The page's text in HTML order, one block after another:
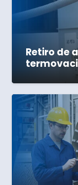
Retiro de